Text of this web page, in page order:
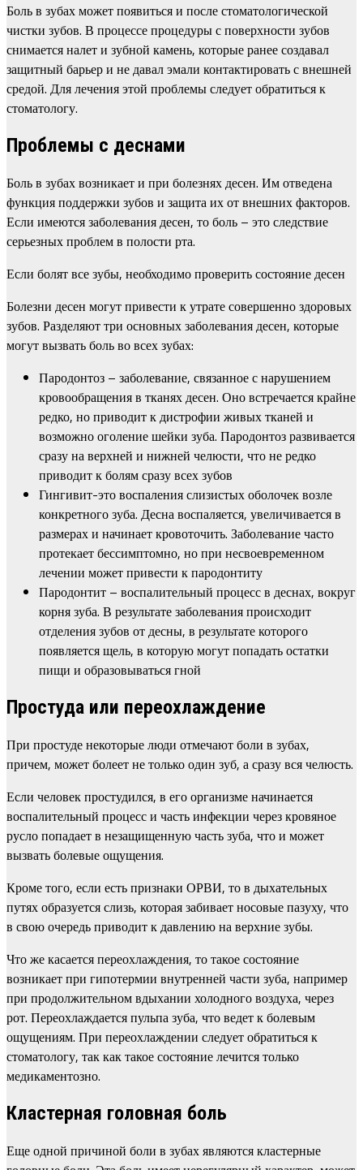
Боль в зубах может появиться и после стоматологической
чистки зубов. В процессе процедуры с поверхности зубов
снимается налет и зубной камень, которые ранее создавал
защитный барьер и не давал эмали контактировать с внешней
средой. Для лечения этой проблемы следует обратиться к
стоматологу.
Проблемы с деснами
Боль в зубах возникает и при болезнях десен. Им отведена
функция поддержки зубов и защита их от внешних факторов.
Если имеются заболевания десен, то боль – это следствие
серьезных проблем в полости рта.
Если болят все зубы, необходимо проверить состояние десен
Болезни десен могут привести к утрате совершенно здоровых
зубов. Разделяют три основных заболевания десен, которые
могут вызвать боль во всех зубах:
Пародонтоз – заболевание, связанное с нарушением
кровообращения в тканях десен. Оно встречается крайне
редко, но приводит к дистрофии живых тканей и
возможно оголение шейки зуба. Пародонтоз развивается
сразу на верхней и нижней челюсти, что не редко
приводит к болям сразу всех зубов
Гингивит-это воспаления слизистых оболочек возле
конкретного зуба. Десна воспаляется, увеличивается в
размерах и начинает кровоточить. Заболевание часто
протекает бессимптомно, но при несвоевременном
лечении может привести к пародонтиту
Пародонтит – воспалительный процесс в деснах, вокруг
корня зуба. В результате заболевания происходит
отделения зубов от десны, в результате которого
появляется щель, в которую могут попадать остатки
пищи и образовываться гной
Простуда или переохлаждение
При простуде некоторые люди отмечают боли в зубах,
причем, может болеет не только один зуб, а сразу вся челюсть.
Если человек простудился, в его организме начинается
воспалительный процесс и часть инфекции через кровяное
русло попадает в незащищенную часть зуба, что и может
вызвать болевые ощущения.
Кроме того, если есть признаки ОРВИ, то в дыхательных
путях образуется слизь, которая забивает носовые пазуху, что
в свою очередь приводит к давлению на верхние зубы.
Что же касается переохлаждения, то такое состояние
возникает при гипотермии внутренней части зуба, например
при продолжительном вдыхании холодного воздуха, через
рот. Переохлаждается пульпа зуба, что ведет к болевым
ощущениям. При переохлаждении следует обратиться к
стоматологу, так как такое состояние лечится только
медикаментозно.
Кластерная головная боль
Еще одной причиной боли в зубах являются кластерные